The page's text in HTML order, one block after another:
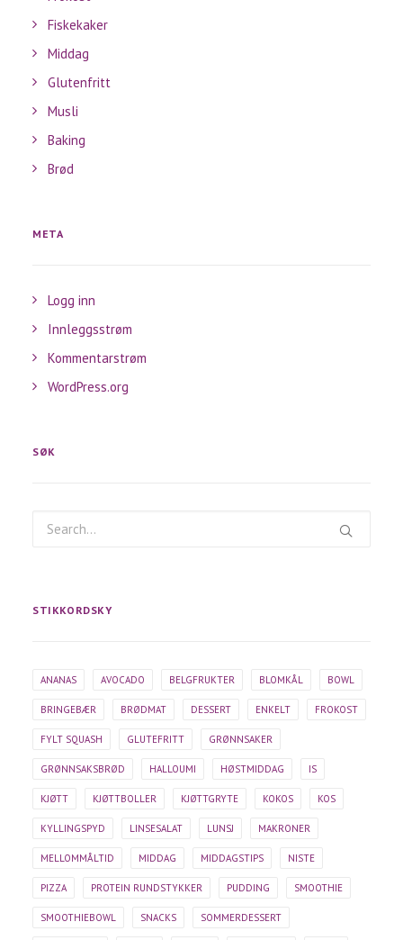
Fiskekaker
Middag
Glutenfritt
Musli
Baking
Brød
META
Logg inn
Innleggsstrøm
Kommentarstrøm
WordPress.org
SØK
STIKKORDSKY
ANANAS AVOCADO BELGFRUKTER BLOMKÅL BOWL
BRINGEBÆR BRØDMAT DESSERT ENKELT FROKOST
FYLT SQUASH GLUTEFRITT GRØNNSAKER
GRØNNSAKSBRØD HALLOUMI HØSTMIDDAG IS
KJØTT KJØTTBOLLER KJØTTGRYTE KOKOS KOS
KYLLINGSPYD LINSESALAT LUNSJ MAKRONER
MELLOMMÅLTID MIDDAG MIDDAGSTIPS NISTE
PIZZA PROTEIN RUNDSTYKKER PUDDING SMOOTHIE
SMOOTHIEBOWL SNACKS SOMMERDESSERT